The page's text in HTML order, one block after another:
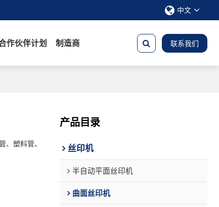
中文
作伙伴计划 制造商 联系我们
塑料管、
产品目录
丝印机
半自动平面丝印机
曲面丝印机